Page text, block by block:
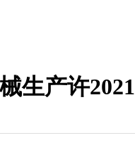
生产许